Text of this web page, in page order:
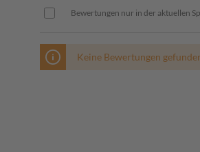
Bewertungen nur in der aktuellen
Keine Bewertungen